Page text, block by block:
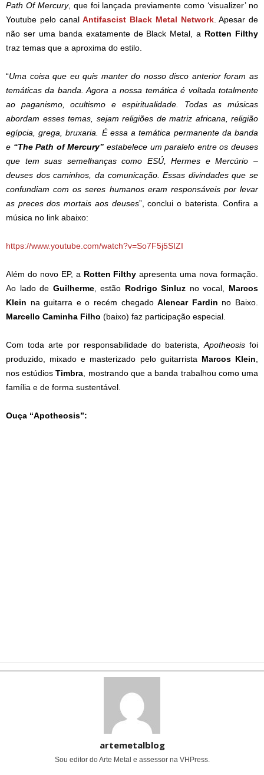
Path Of Mercury, que foi lançada previamente como ‘visualizer’ no
Youtube pelo canalAntifascist Black Metal Network. Apesar de
não ser uma banda exatamente de Black Metal, a Rotten Filthy
traz temas que a aproxima do estilo.
“Uma coisa que eu quis manter do nosso disco anterior foram as
temáticas da banda. Agora a nossa temática é voltada totalmente
ao paganismo, ocultismo e espiritualidade. Todas as músicas
abordam esses temas, sejam religiões de matriz africana, religião
egípcia, grega, bruxaria. É essa a temática permanente da banda
e “The Path of Mercury” estabelece um paralelo entre os deuses
que tem suas semelhanças como ESÚ, Hermes e Mercúrio –
deuses dos caminhos, da comunicação. Essas divindades que se
confundiam com os seres humanos eram responsáveis por levar
as preces dos mortais aos deuses”, conclui o baterista. Confira a
música no link abaixo:
https://www.youtube.com/watch?v=So7F5j5SIZI
Além do novo EP, a Rotten Filthy apresenta uma nova formação.
Ao lado de Guilherme, estão Rodrigo Sinluz no vocal, Marcos
Klein na guitarra e o recém chegadoAlencar Fardin no Baixo.
Marcello Caminha Filho (baixo) faz participação especial.
Com toda arte por responsabilidade do baterista, Apotheosis foi
produzido, mixado e masterizado pelo guitarrista Marcos Klein
nos estúdiosTimbra , mostrando que a banda trabalhou como uma
família e de forma sustentável.
Ouça “Apotheosis”:
artemetalblog
Sou editor do Arte Metal e assessor na VHPress.